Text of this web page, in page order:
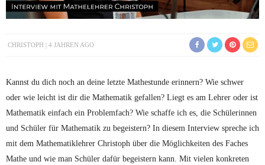
CHRISTOPH 4 JAHREN AGO
Kannst du dich noch an deine letzte Mathestunde erinnern? Wie schwer
oder wie leicht ist dir die Mathematik gefallen? Liegt es am Lehrer oder ist
Mathematik einfach ein Problemfach? Wie schaffe ich es, die Schülerinnen
und Schüler für Mathematik zu begeistern? In diesem Interview spreche ich
mit dem Mathematiklehrer Christoph über die Möglichkeiten des Faches
Mathe und wie man Schüler dafür begeistern kann. Mit vielen konkreten